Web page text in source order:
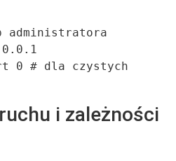
administratora
0 # dla czystych
i zależności